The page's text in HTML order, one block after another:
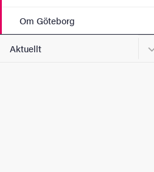
Om Göteborg
Aktuellt